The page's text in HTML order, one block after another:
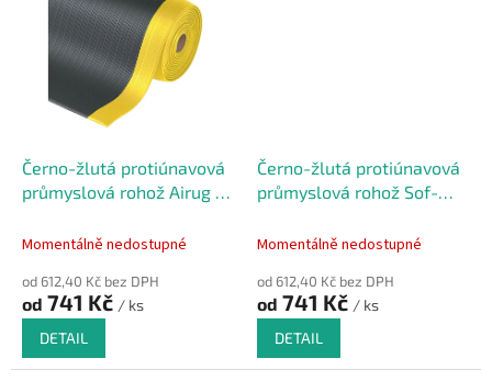
Černo-žlutá protiúnavová
průmyslová rohož Airug -
Momentálně nedostupné
od 612,40 Kč bez DPH
od 741 Kč / ks
DETAIL
Černo-žlutá protiúnavová
průmyslová rohož Sof-
Momentálně nedostupné
od 612,40 Kč bez DPH
od 741 Kč / ks
DETAIL